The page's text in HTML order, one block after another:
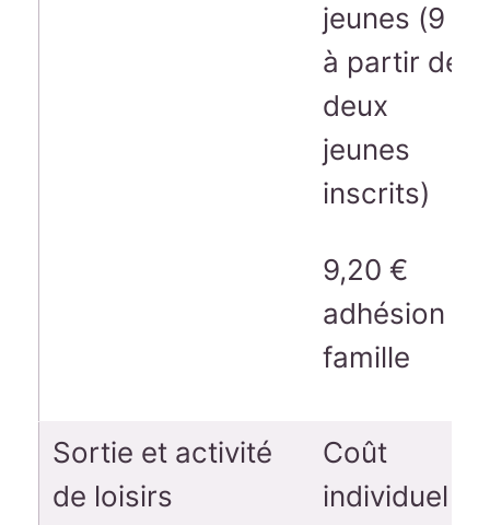
jeunes (9 €
à partir de
deux
jeunes
inscrits)
9,20 €
adhésion
famille
Sortie et activité
de loisirs
Coût
individuel